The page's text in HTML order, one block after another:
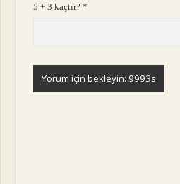
5 + 3 kaçtır?*